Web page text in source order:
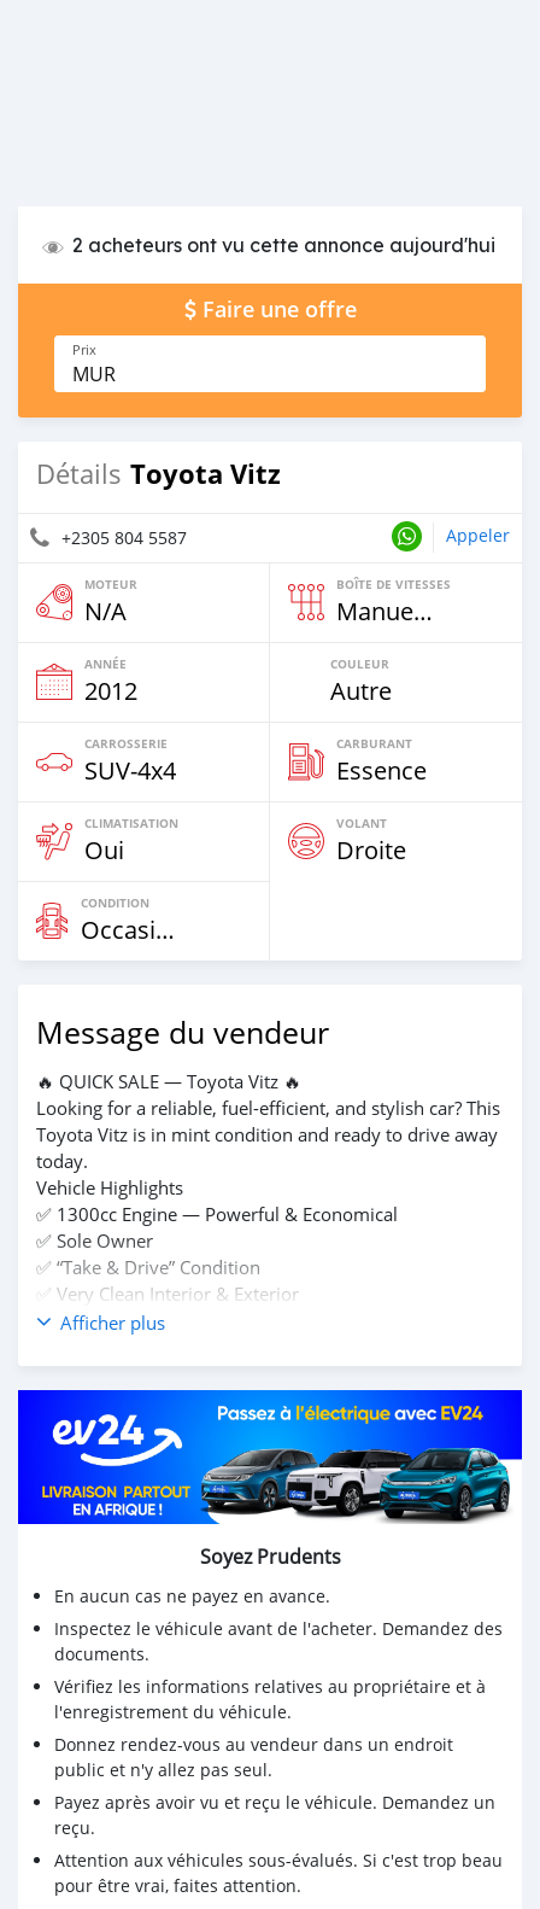
2 acheteurs ont vu cette annonce aujourd'hui
Faire une offre
Prix
MUR
Détails Toyota Vitz
+2305 804 5587 Appeler
MOTEUR
N/A
BOÎTE DE VITESSES
Manuelle
ANNÉE
2012
COULEUR
Autre
CARROSSERIE
SUV‒4x4
CARBURANT
Essence
CLIMATISATION
Oui
VOLANT
Droite
CONDITION
Occasion
Message du vendeur
🔥 QUICK SALE — Toyota Vitz 🔥
Looking for a reliable, fuel-efficient, and stylish car? This
Toyota Vitz is in mint condition and ready to drive away
today.
Vehicle Highlights
✅ 1300cc Engine — Powerful & Economical
✅ Sole Owner
✅ “Take & Drive” Condition
✅ Very Clean Interior & Exterior
✅ Smooth Engine & Gearbox
✅ Ideal for Daily Use or Family
✅ No Repairs Needed
This is not your average used car — it has been carefully
maintained and drives perfectly. Just start and go.
💥 First to see will buy!
💥 Serious buyers only — no time wasters.
📞 Contact Now: [5804 5587]
📍 Location: Mauritius
💰 Price: [490,000] negotiable
Afficher plus
Soyez Prudents
En aucun cas ne payez en avance.
Inspectez le véhicule avant de l'acheter. Demandez des
documents.
Vérifiez les informations relatives au propriétaire et à
l'enregistrement du véhicule.
Donnez rendez-vous au vendeur dans un endroit
public et n'y allez pas seul.
Payez après avoir vu et reçu le véhicule. Demandez un
reçu.
Attention aux véhicules sous-évalués. Si c'est trop beau
pour être vrai, faites attention.